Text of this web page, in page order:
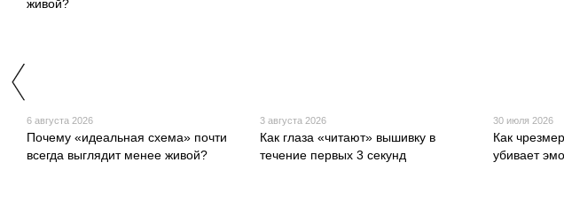
6 августа 2026
Почему «идеальная схема» почти
всегда выглядит менее живой?
3 августа 2026
Как глаза «читают» вышивку в
течение первых 3 секунд
30 июля 2026
Как
убивает